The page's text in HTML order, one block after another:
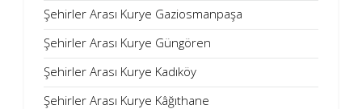
Şehirler Arası Kurye Gaziosmanpaşa
Şehirler Arası Kurye Güngören
Şehirler Arası Kurye Kadıköy
Şehirler Arası Kurye Kâğıthane